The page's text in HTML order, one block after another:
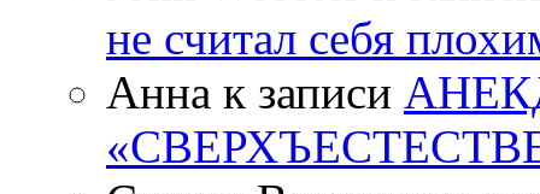
не считал себя
Анна к записи